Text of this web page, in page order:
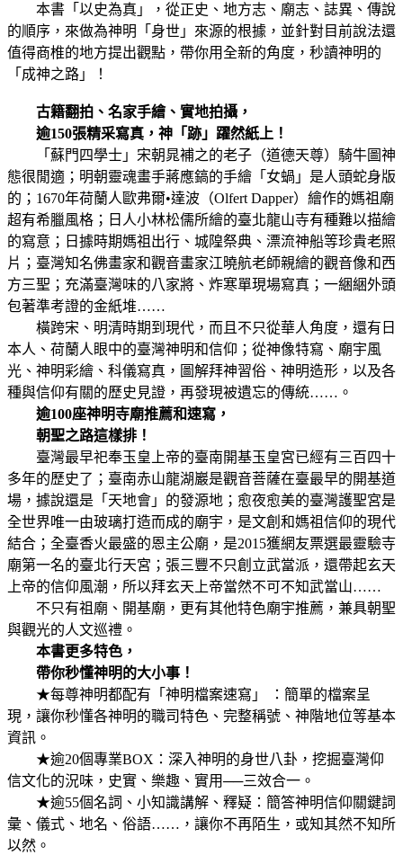
本書「以史為真」，從正史、地方志、廟志、誌異、傳說
的順序，來做為神明「身世」來源的根據，並針對目前說法還
值得商椎的地方提出觀點，帶你用全新的角度，秒讀神明的
「成神之路」！
古籍翻拍、名家手繪、實地拍攝，
逾150張精采寫真，神「跡」躍然紙上！
「蘇門四學士」宋朝晁補之的老子（道德天尊）騎牛圖神
態很閒適；明朝靈魂畫手蔣應鎬的手繪「女蝸」是人頭蛇身版
的；1670年荷蘭人歐弗爾•達波（Olfert Dapper）繪作的媽祖廟
超有希臘風格；日人小林松儒所繪的臺北龍山寺有種難以描繪
的寫意；日據時期媽祖出行、城隍祭典、漂流神船等珍貴老照
片；臺灣知名佛畫家和觀音畫家江曉航老師親繪的觀音像和西
方三聖；充滿臺灣味的八家將、炸寒單現場寫真；一綑綑外頭
包著準考證的金紙堆……
橫跨宋、明清時期到現代，而且不只從華人角度，還有日
本人、荷蘭人眼中的臺灣神明和信仰；從神像特寫、廟宇風
光、神明彩繪、科儀寫真，圖解拜神習俗、神明造形，以及各
種與信仰有關的歷史見證，再發現被遺忘的傳統……。
逾100座神明寺廟推薦和速寫，
朝聖之路這樣排！
臺灣最早祀奉玉皇上帝的臺南開基玉皇宮已經有三百四十
多年的歷史了；臺南赤山龍湖巖是觀音菩薩在臺最早的開基道
場，據說還是「天地會」的發源地；愈夜愈美的臺灣護聖宮是
全世界唯一由玻璃打造而成的廟宇，是文創和媽祖信仰的現代
結合；全臺香火最盛的恩主公廟，是2015獲網友票選最靈驗寺
廟第一名的臺北行天宮；張三豐不只創立武當派，還帶起玄天
上帝的信仰風潮，所以拜玄天上帝當然不可不知武當山……
不只有祖廟、開基廟，更有其他特色廟宇推薦，兼具朝聖
與觀光的人文巡禮。
本書更多特色，
帶你秒懂神明的大小事！
★每尊神明都配有「神明檔案速寫」 ：簡單的檔案呈
現，讓你秒懂各神明的職司特色、完整稱號、神階地位等基本
資訊。
★逾20個專業BOX：深入神明的身世八卦，挖掘臺灣仰
信文化的況味，史實、樂趣、實用──三效合一。
★逾55個名詞、小知識講解、釋疑：簡答神明信仰關鍵詞
彙、儀式、地名、俗語……，讓你不再陌生，或知其然不知所
以然。